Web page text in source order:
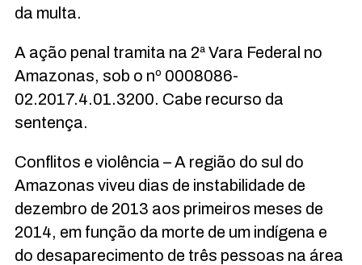
da multa.
A ação penal tramita na 2ª Vara Federal no
Amazonas, sob o nº 0008086-
02.2017.4.01.3200. Cabe recurso da
sentença.
Conflitos e violência – A região do sul do
Amazonas viveu dias de instabilidade de
dezembro de 2013 aos primeiros meses de
2014, em função da morte de um indígena e
do desaparecimento de três pessoas na área